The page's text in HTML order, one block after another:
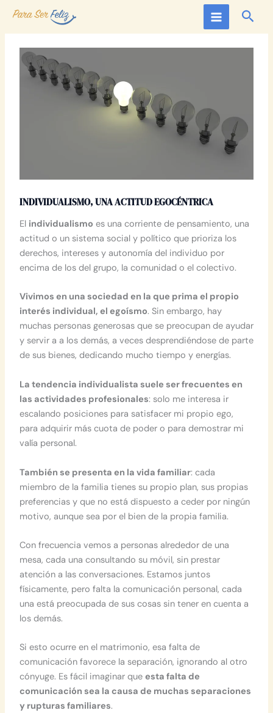
contenido
INDIVIDUALISMO, UNA ACTITUD EGOCÉNTRICA
El individualismo es una corriente de pensamiento, una
actitud o un sistema social y político que prioriza los
derechos, intereses y autonomía del individuo por
encima de los del grupo, la comunidad o el colectivo.
Vivimos en una sociedad en la que prima el propio
interés individual, el egoísmo. Sin embargo, hay
muchas personas generosas que se preocupan de ayudar
y servir a a los demás, a veces desprendiéndose de parte
de sus bienes, dedicando mucho tiempo y energías.
La tendencia individualista suele ser frecuentes en
las actividades profesionales: solo me interesa ir
escalando posiciones para satisfacer mi propio ego,
para adquirir más cuota de poder o para demostrar mi
valía personal.
También se presenta en la vida familiar: cada
miembro de la familia tienes su propio plan, sus propias
preferencias y que no está dispuesto a ceder por ningún
motivo, aunque sea por el bien de la propia familia.
Con frecuencia vemos a personas alrededor de una
mesa, cada una consultando su móvil, sin prestar
atención a las conversaciones. Estamos juntos
físicamente, pero falta la comunicación personal, cada
una está preocupada de sus cosas sin tener en cuenta a
los demás.
Si esto ocurre en el matrimonio, esa falta de
comunicación favorece la separación, ignorando al otro
cónyuge. Es fácil imaginar que esta falta de
comunicación sea la causa de muchas separaciones
y rupturas familiares.